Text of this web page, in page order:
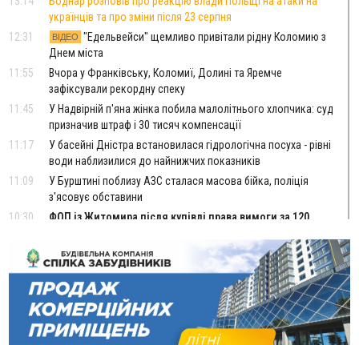
українців та про зміни після 23 серпня
12:31
ВІДЕО "Едельвейси" щемливо привітали рідну Коломию з
Днем міста
11:55
Вчора у Франківську, Коломиї, Долині та Яремче
зафіксували рекордну спеку
11:45
У Надвірній п'яна жінка побила малолітнього хлопчика: суд
призначив штраф і 30 тисяч компенсації
11:17
У басейні Дністра встановилася гідрологічна посуха - рівні
води наблизилися до найнижчих показників
11:09
У Бурштині поблизу АЗС сталася масова бійка, поліція
з'ясовує обставини
10:30
ФОП із Житомира після купівлі права вимоги за 120
08:52
У горах біля Осмолоди за допомогою БПЛА розшукали
двох жінок, які заблукали під час збирання ягід
Вчора
19:52
У Франківську вперше прооперували немовля без
відкритої операції